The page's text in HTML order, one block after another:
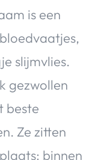
is een
slijmvlies.
gezwollen
beste
Ze zitten
binnen